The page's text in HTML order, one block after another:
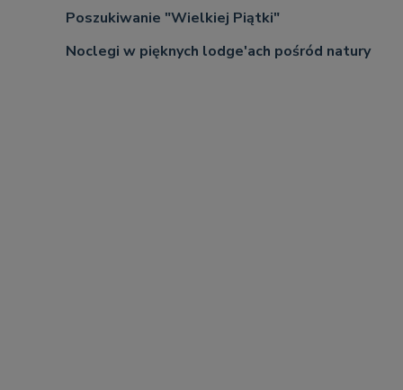
Poszukiwanie "Wielkiej Piątki"
Noclegi w pięknych lodge'ach pośród natury